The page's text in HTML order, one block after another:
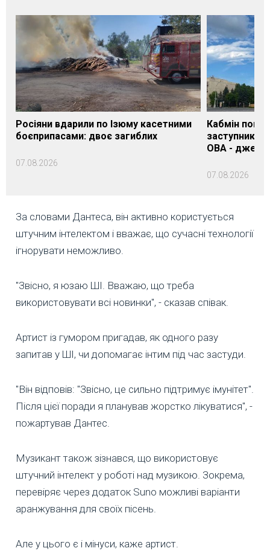
Росіяни вдарили по Ізюму касетними
боєприпасами: двоє загиблих
07.08.2026
Кабмін
заступника
ОВА -
07.08.2026
За словами Дантеса, він активно користується
штучним інтелектом і вважає, що сучасні технології
ігнорувати неможливо.
"Звісно, я юзаю ШІ. Вважаю, що треба
використовувати всі новинки", - сказав співак.
Артист із гумором пригадав, як одного разу
запитав у ШІ, чи допомагає інтим під час застуди.
"Він відповів: "Звісно, це сильно підтримує імунітет".
Після цієї поради я планував жорстко лікуватися", -
пожартував Дантес.
Музикант також зізнався, що використовує
штучний інтелект у роботі над музикою. Зокрема,
перевіряє через додаток Suno можливі варіанти
аранжування для своїх пісень.
Але у цього є і мінуси, каже артист.